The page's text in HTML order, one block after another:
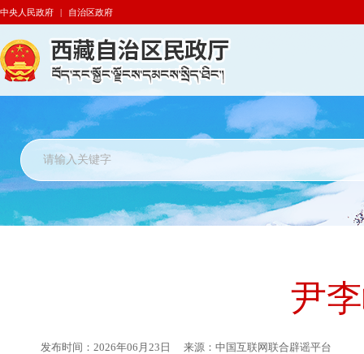
中央人民政府 | 自治区政府
尹
发布时间： 2026年06月23日 来源： 中国互联网联合辟谣平台